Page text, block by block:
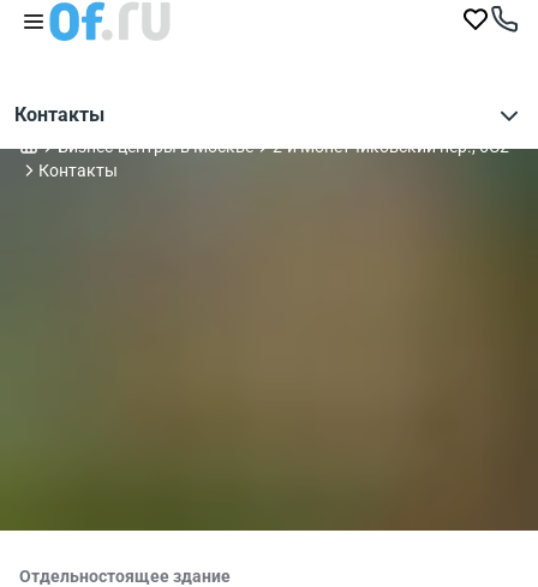
Контакты
Бизнес-центры в Москве
2-й Монетчиковский пер., 6С2
Контакты
Отдельностоящее здание